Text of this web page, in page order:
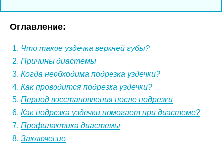
Оглавление:
Что такое уздечка верхней губы?
Причины диастемы
Когда необходима подрезка уздечки?
Как проводится подрезка уздечки?
Период восстановления после подрезки
Как подрезка уздечки помогает при диастеме?
Профилактика диастемы
Заключение